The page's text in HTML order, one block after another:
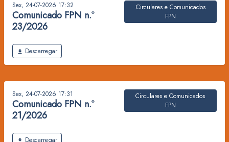
Sex, 24-07-2026 17:32
Comunicado FPN n.º
23/2026
Circulares e Comunicados
FPN
Ficheiro
Descarregar
Sex, 24-07-2026 17:31
Comunicado FPN n.º
21/2026
Circulares e Comunicados
FPN
Ficheiro
Descarregar